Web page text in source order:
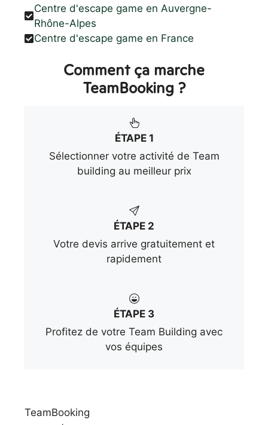
Centre d'escape game en Auvergne-
Rhône-Alpes
Centre d'escape game en France
Comment ça marche
TeamBooking ?
ÉTAPE 1
Sélectionner votre activité de Team
building au meilleur prix
ÉTAPE 2
Votre devis arrive gratuitement et
rapidement
ÉTAPE 3
Profitez de votre Team Building avec
vos équipes
TeamBooking